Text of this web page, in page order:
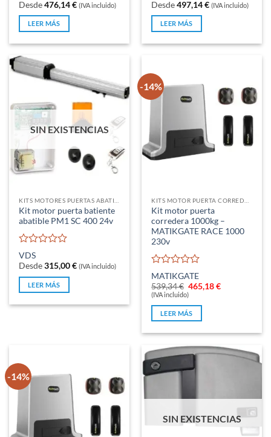
0
de
5
Desde476,14€ (IVA incluido)
LEER MÁS
0
de
5
Desde497,14€ (IVA incluido)
LEER MÁS
SIN EXISTENCIAS
Kit motor puerta batiente
abatible PM1 SC 400 24v
Valorado
con
0
de
5
VDS
Desde315,00€ (IVA incluido)
LEER MÁS
-14%
Kit motor puerta
corredera 1000kg –
MATIKGATE RACE 1000
230v
Valorado
con
0
MATIKGATE
539,34€ El
precio
era:
539,34 €.
465,18€El
(IVA incluido)
LEER MÁS
-14%
SIN EXISTENCIAS